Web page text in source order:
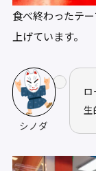
食べ終わったテ
上げています。
シノダ
生